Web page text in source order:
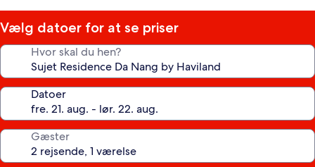
Vælg datoer for at se priser
Hvor skal du hen?
Datoer
Gæster